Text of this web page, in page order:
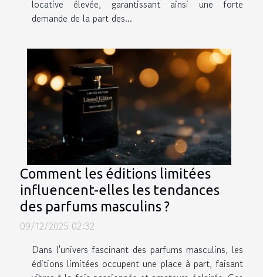
locative élevée, garantissant ainsi une forte
demande de la part des...
Comment les éditions limitées
influencent-elles les tendances
des parfums masculins ?
09/12/2025 02:32
Dans l'univers fascinant des parfums masculins, les
éditions limitées occupent une place à part, faisant